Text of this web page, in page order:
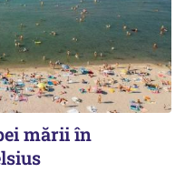
mării în